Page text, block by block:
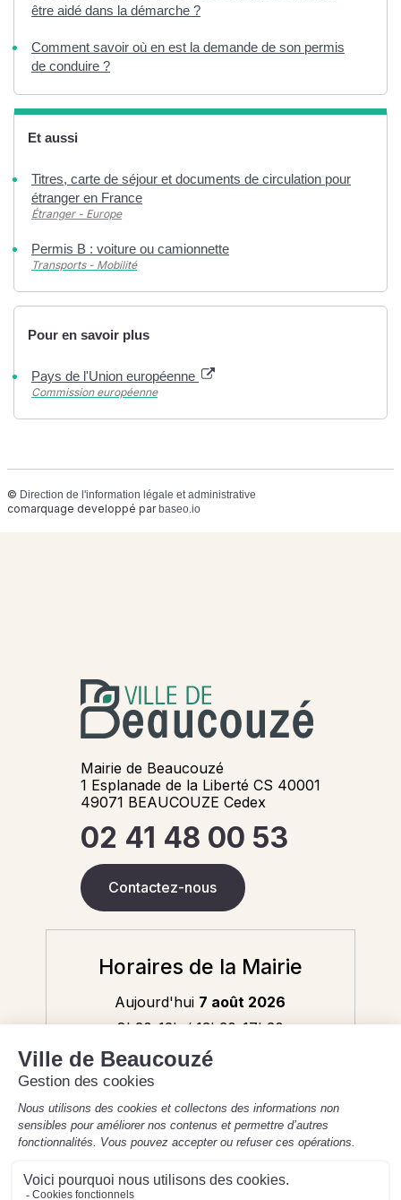
être aidé dans la démarche ?
Comment savoir où en est la demande de son permis
de conduire ?
Et aussi
Titres, carte de séjour et documents de circulation pour
étranger en France
Étranger - Europe
Permis B : voiture ou camionnette
Transports - Mobilité
Pour en savoir plus
Pays de l'Union européenne
Commission européenne
© Direction de l'information légale et administrative
comarquage developpé par baseo.io
Mairie de Beaucouzé
1 Esplanade de la Liberté CS 40001
49071 BEAUCOUZE Cedex
02 41 48 00 53
Contactez-nous
Horaires de la Mairie
Aujourd'hui 7 août 2026
8h30-12h / 13h30-17h30